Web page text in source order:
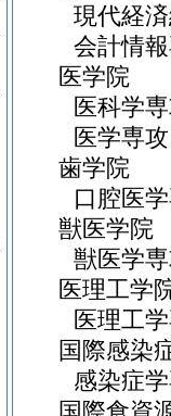
現代経
会計情
医学院
医科学
医学専攻
歯学院
口腔医
獣医学院
獣医学
医理工学
医理工
国際感染
感染症